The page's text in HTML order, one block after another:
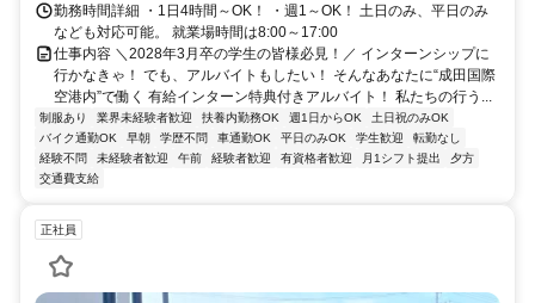
勤務時間詳細 ・1日4時間～OK！ ・週1～OK！ 土日のみ、平日のみ
なども対応可能。 就業場時間は8:00～17:00
仕事内容 ＼2028年3月卒の学生の皆様必見！／ インターンシップに
行かなきゃ！ でも、アルバイトもしたい！ そんなあなたに“成田国際
空港内”で働く 有給インターン特典付きアルバイト！ 私たちの行う...
制服あり 業界未経験者歓迎 扶養内勤務OK 週1日からOK
土日祝のみOK
バイク通勤OK
早朝 学歴不問 車通勤OK 平日のみOK 学生歓迎
転勤なし
経験不問
未経験者歓迎 午前 経験者歓迎 有資格者歓迎 月1シフト提出
夕方
交通費支給
正社員